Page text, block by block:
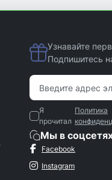
Мы в
Facebook
Instagram
Узнавайте
Подпишитесь
Я
прочитал
Политика